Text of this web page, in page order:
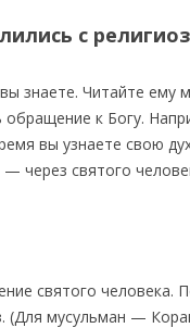
с
знаете. Читайте
к Богу.
вы узнаете свою
через святого
святого
(Для мусульман —